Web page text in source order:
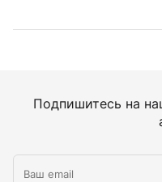
Подпишитесь на